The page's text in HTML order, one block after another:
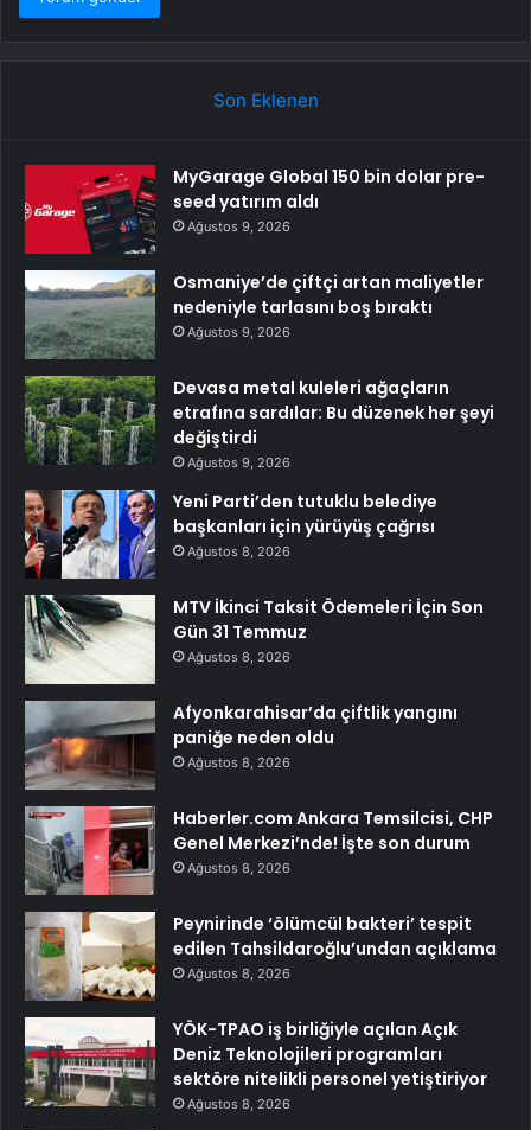
Son Eklenen
MyGarage Global 150 bin dolar pre-
seed yatırım aldı
Ağustos 9, 2026
Osmaniye’de çiftçi artan maliyetler
nedeniyle tarlasını boş bıraktı
Ağustos 9, 2026
Devasa metal kuleleri ağaçların
etrafına sardılar: Bu düzenek her şeyi
değiştirdi
Ağustos 9, 2026
Yeni Parti’den tutuklu belediye
başkanları için yürüyüş çağrısı
Ağustos 8, 2026
MTV İkinci Taksit Ödemeleri İçin Son
Gün 31 Temmuz
Ağustos 8, 2026
Afyonkarahisar’da çiftlik yangını
paniğe neden oldu
Ağustos 8, 2026
Haberler.com Ankara Temsilcisi, CHP
Genel Merkezi’nde! İşte son durum
Ağustos 8, 2026
Peynirinde ‘ölümcül bakteri’ tespit
edilen Tahsildaroğlu’undan açıklama
Ağustos 8, 2026
YÖK-TPAO iş birliğiyle açılan Açık
Deniz Teknolojileri programları
sektöre nitelikli personel yetiştiriyor
Ağustos 8, 2026